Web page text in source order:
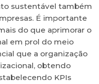
sustentável também
É importante
do que aprimorar o
em prol do meio
que a organização
obtendo
KPIs